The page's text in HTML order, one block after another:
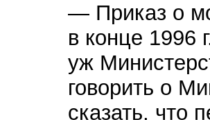
— Приказ о
в конце 1996
уж
говорить о
сказать, что